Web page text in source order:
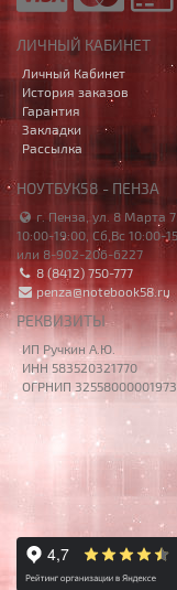
ЛИЧНЫЙ КАБИНЕТ
Личный Кабинет
История заказов
Гарантия
Закладки
Рассылка
НОУТБУК58 - ПЕНЗА
г. Пенза, ул. 8
10:00-19:00, Сб,Вс 10:00-
или 8-902-206-6227
8 (8412) 750-777
penza@notebook58.ru
РЕКВИЗИТЫ
ИП Ручкин А.Ю.
ИНН 583520321770
ОГРНИП